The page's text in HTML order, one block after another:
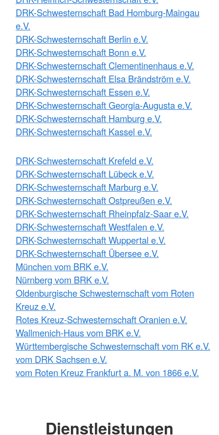
DRK-Schwesternschaft Bad Homburg-Maingau
e.V.
DRK-Schwesternschaft Berlin e.V.
DRK-Schwesternschaft Bonn e.V.
DRK-Schwesternschaft Clementinenhaus e.V.
DRK-Schwesternschaft Elsa Brändström e.V.
DRK-Schwesternschaft Essen e.V.
DRK-Schwesternschaft Georgia-Augusta e.V.
DRK-Schwesternschaft Hamburg e.V.
DRK-Schwesternschaft Kassel e.V.
DRK-Schwesternschaft Krefeld e.V.
DRK-Schwesternschaft Lübeck e.V.
DRK-Schwesternschaft Marburg e.V.
DRK-Schwesternschaft Ostpreußen e.V.
DRK-Schwesternschaft Rheinpfalz-Saar e.V.
DRK-Schwesternschaft Westfalen e.V.
DRK-Schwesternschaft Wuppertal e.V.
DRK-Schwesternschaft Übersee e.V.
München vom BRK e.V.
Nürnberg vom BRK e.V.
Oldenburgische Schwesternschaft vom Roten
Kreuz e.V.
Rotes Kreuz-Schwesternschaft Oranien e.V.
Wallmenich-Haus vom BRK e.V.
Württembergische Schwesternschaft vom RK e.V.
vom DRK Sachsen e.V.
vom Roten Kreuz Frankfurt a. M. von 1866 e.V.
Dienstleistungen